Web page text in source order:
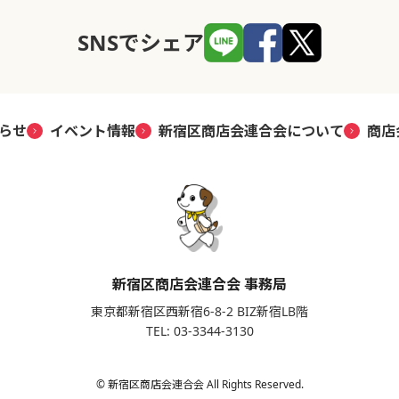
SNSでシェア
せ イベント情報 新宿区商店会連合会について 商
新宿区商店会連合会 事務局
東京都新宿区西新宿6-8-2 BIZ新宿LB階
TEL: 03-3344-3130
© 新宿区商店会連合会 All Rights Reserved.